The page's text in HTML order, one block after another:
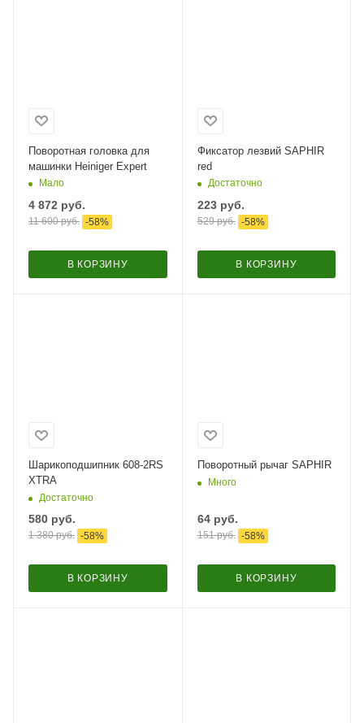
Поворотная головка для
машинки Heiniger Expert
Мало
4 872 руб.
11 600руб. -58%
В КОРЗИНУ
Фиксатор лезвий SAPHIR
red
Достаточно
223руб.
529руб. -58%
В КОРЗИНУ
Шарикоподшипник 608-2RS
XTRA
Достаточно
580 руб.
1 380руб. -58%
В КОРЗИНУ
Поворотный рычаг SAPHIR
Много
64руб.
151руб. -58%
В КОРЗИНУ